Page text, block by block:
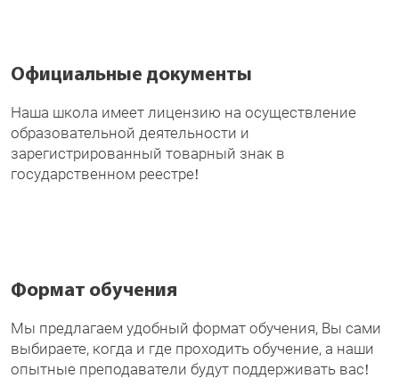
Официальные документы
Наша школа имеет лицензию на осуществление
образовательной деятельности и
зарегистрированный товарный знак в
государственном реестре!
Формат обучения
Мы предлагаем удобный формат обучения, Вы сами
выбираете, когда и где проходить обучение, а наши
опытные преподаватели будут поддерживать вас!